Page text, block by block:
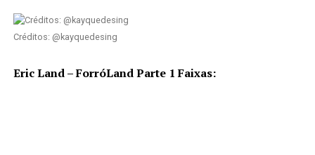
Créditos: @kayquedesing
Eric Land – ForróLand Parte 1 Faixas: